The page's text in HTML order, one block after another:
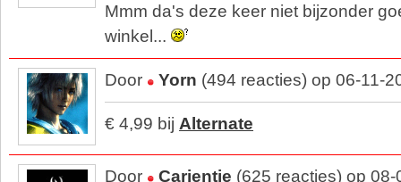
Mmm da's deze keer niet bijzonder
winkel...
Door Yorn (494 reacties) op 06-11-
€ 4,99 bij Alternate
Door Carientje (625 reacties) op